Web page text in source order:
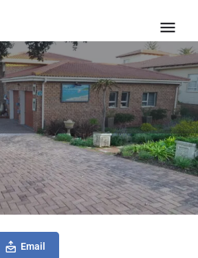
@ 47 Versfeld str.
Email